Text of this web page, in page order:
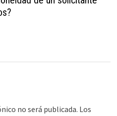
no será publicada. Los